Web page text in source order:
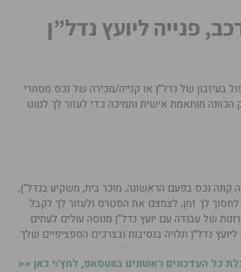
פנייה ליועץ נדל”ן
בעיזבון של נדל”ן או קנייה/מכירה של נכס מסחרי.
מותאמת אישית ותמיכה כדי לעזור לך לנווט
קונה נכס בפעם הראשונה, מוכר בית, משקיע בנדל”ן,
לחסוך לך זמן, לצמצם את הסטרס ולעזור לך לקבל
של עבודה עם יועץ נדל”ן מנוסה עולים לעתים
נדל”ן תלויה בנסיבות ובצרכים הספציפיים שלך.
כל העדכונים ראשונים בווטסאפ, לחץ/י כאן <<